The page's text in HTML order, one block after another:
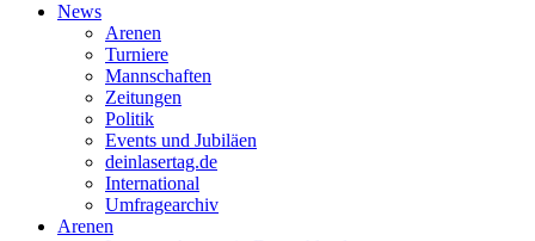
News
Arenen
Turniere
Mannschaften
Zeitungen
Politik
Events und Jubiläen
deinlasertag.de
International
Umfragearchiv
Arenen